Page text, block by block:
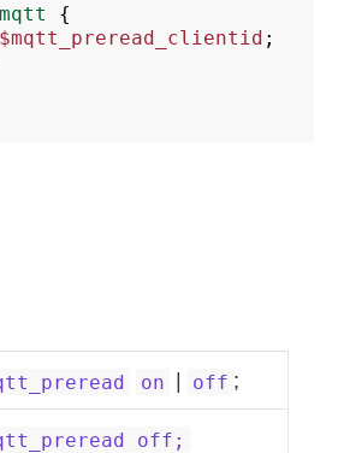
mqtt
{
$mqtt_preread_clientid ;
on | off ;
off;